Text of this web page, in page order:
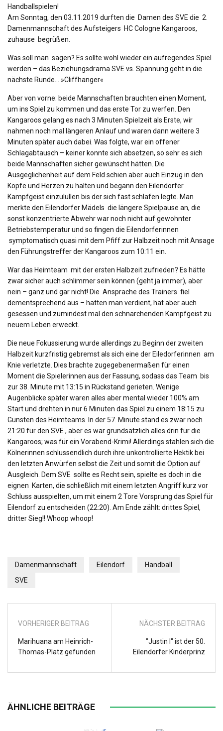
Handballspielen!
Am Sonntag, den 03.11.2019 durften die Damen des SVE die 2.
Damenmannschaft des Aufsteigers HC Cologne Kangaroos,
zuhause begrüßen.
Was soll man sagen? Es sollte wohl wieder ein aufregendes Spiel
werden – das Beziehungsdrama SVE vs. Spannung geht in die
nächste Runde… ​»Cliffhanger«
Aber von vorne: beide Mannschaften brauchten einen Moment,
um ins Spiel zu kommen und das erste Tor zu werfen. Den
Kangaroos gelang es nach 3 Minuten Spielzeit als Erste, wir
nahmen noch mal längeren Anlauf und waren dann weitere 3
Minuten später auch dabei. Was folgte, war ein offener
Schlagabtausch – keiner konnte sich absetzen, so sehr es sich
beide Mannschaften sicher gewünscht hätten. Die
Ausgeglichenheit auf dem Feld schien aber auch Einzug in den
Köpfe und Herzen zu halten und begann den Eilendorfer
Kampfgeist einzulullen bis der sich fast schlafen legte. Man
merkte den Eilendorfer Mädels die längere Spielpause an, die
sonst konzentrierte Abwehr war noch nicht auf gewohnter
Betriebstemperatur und so fingen die Eilendorferinnen
symptomatisch quasi mit dem Pfiff zur Halbzeit noch mit Ansage
den Führungstreffer der Kangaroos zum 10:11 ein.
War das Heimteam mit der ersten Halbzeit zufrieden? Es hätte
zwar sicher auch schlimmer sein können (geht ja immer), aber
nein – ganz und gar nicht! Die Ansprache des Trainers fiel
dementsprechend aus – hatten man verdient, hat aber auch
gesessen und zumindest mal den schnarchenden Kampfgeist zu
neuem Leben erweckt.
Die neue Fokussierung wurde allerdings zu Beginn der zweiten
Halbzeit kurzfristig gebremst als sich eine der Eiledorferinnen am
Knie verletzte. Dies brachte zugegebenermaßen für einen
Moment die Spielerinnen aus der Fassung, sodass das Team bis
zur 38. Minute mit 13:15 in Rückstand gerieten. Wenige
Augenblicke später waren alles aber mental wieder 100% am
Start und drehten in nur 6 Minuten das Spiel zu einem 18:15 zu
Gunsten des Heimteams. In der 57. Minute stand es zwar noch
21:20 für den SVE , aber es war grundsätzlich alles drin für die
Kangaroos; was für ein Vorabend-Krimi! Allerdings stahlen sich die
Kölnerinnen schlussendlich durch ihre unkontrollierte Hektik bei
den letzten Anwürfen selbst die Zeit und somit die Option auf
Ausgleich. Dem SVE sollte es Recht sein, spielte es doch in die
eignen Karten, die schließlich mit einem letzten Angriff kurz vor
Schluss ausspielten, um mit einem 2 Tore Vorsprung das Spiel für
Eilendorf zu entscheiden (22:20). Am Ende zählt: drittes Spiel,
dritter Sieg!! Whoop whoop!
Damenmannschaft Eilendorf
Handball
SVE
VORHERIGER BEITRAG
Marihuana am Heinrich-
Thomas-Platz gefunden
NÄCHSTER BEITRAG
"Justin I" ist der 50.
Eilendorfer Kinderprinz
ÄHNLICHE BEITRÄGE